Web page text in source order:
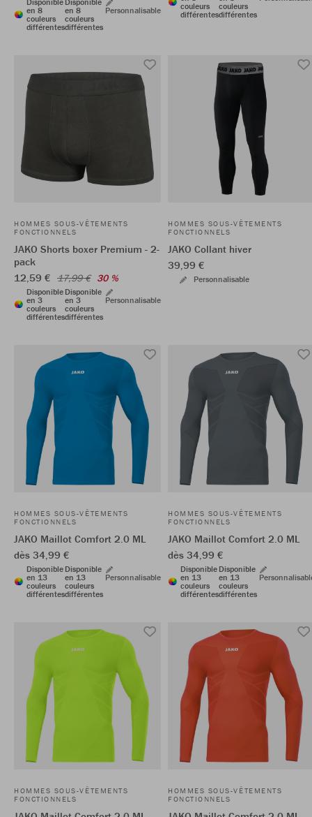
en 8
couleurs
différentes
en 8
couleurs
différentes
Personnalisable
couleurs
différentes
couleurs
différentes
HOMMES SOUS-VÊTEMENTS
FONCTIONNELS
JAKO Shorts boxer Premium - 2-
pack
12,59 € 17,99 € 30 %
Disponible
en 3
couleurs
différentes
Disponible
en 3
couleurs
différentes
Personnalisable
HOMMES SOUS-VÊTEMENTS
FONCTIONNELS
JAKO Collant hiver
39,99 €
Personnalisable
HOMMES SOUS-VÊTEMENTS
FONCTIONNELS
JAKO Maillot Comfort 2.0 ML
dès 34,99 €
Disponible
en 13
couleurs
différentes
Disponible
en 13
couleurs
différentes
Personnalisable
HOMMES SOUS-VÊTEMENTS
FONCTIONNELS
JAKO Maillot Comfort 2.0 ML
dès 34,99 €
Disponible
en 13
couleurs
différentes
Disponible
en 13
couleurs
différentes
HOMMES SOUS-VÊTEMENTS
FONCTIONNELS
HOMMES SOUS-VÊTEMENTS
FONCTIONNELS